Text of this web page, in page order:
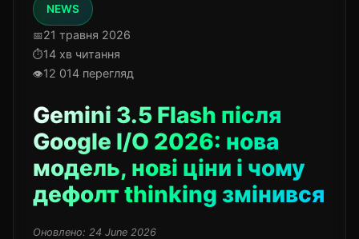
NEWS
21 травня 2026
14 хв читання
12 014 перегляд
Gemini 3.5 Flash після
Google I/O 2026: нова
модель, нові ціни і чому
дефолт thinking змінився
Оновлено: 24 June 2026